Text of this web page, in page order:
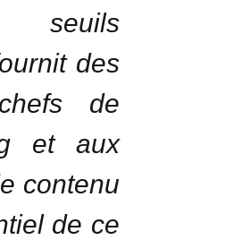
des
de
et aux
contenu
de ce